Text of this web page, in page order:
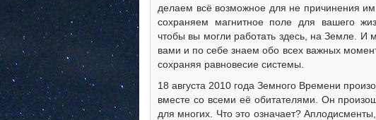
делаем всё возможное для не причинения
сохраняем магнитное поле для вашего
чтобы вы могли работать здесь, на Земле.
вами и по себе знаем обо всех важных
сохраняя равновесие системы.
18 августа 2010 года Земного Времени
вместе со всеми её обитателями. Он
для многих. Что это означает?